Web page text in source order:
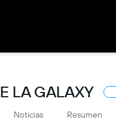
LA GALAXY
Noticias Resumen